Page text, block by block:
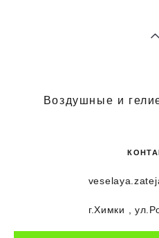
Воздушные и
г.Химки ,